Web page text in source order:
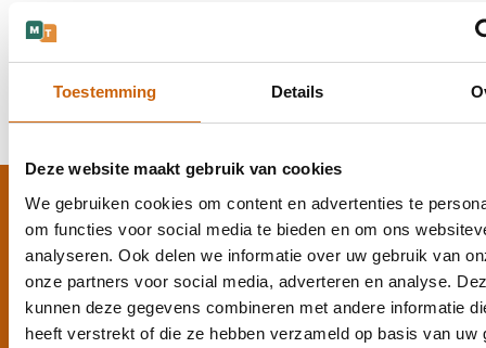
Toestemming Details
Deze website maakt gebruik van cookies
We gebruiken cookies om content en advertenties te
om functies voor social media te bieden en om ons
analyseren. Ook delen we informatie over uw gebruik van
onze partners voor social media, adverteren en analyse.
kunnen deze gegevens combineren met andere informatie
heeft verstrekt of die ze hebben verzameld op basis van uw
hebben, maar structureel zijn ingebed in de gehele
organisatie. Zo wordt elke opdracht behandeld met de
hoogste mate van zorg, beveiliging en professionaliteit.
Ontdek onze diensten
Wij bieden tolkoplossingen voor elke situatie – van
zakelijke gesprekken tot officiële bijeenkomsten.
Bekijk onze diensten